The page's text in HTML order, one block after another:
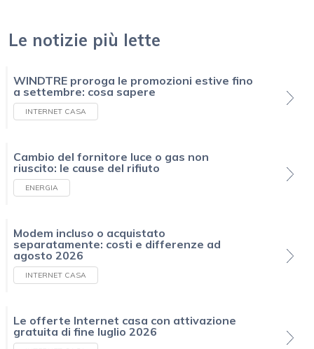
Le notizie più lette
WINDTRE proroga le promozioni estive fino
a settembre: cosa sapere
INTERNET CASA
Cambio del fornitore luce o gas non
riuscito: le cause del rifiuto
ENERGIA
Modem incluso o acquistato
separatamente: costi e differenze ad
agosto 2026
INTERNET CASA
Le offerte Internet casa con attivazione
gratuita di fine luglio 2026